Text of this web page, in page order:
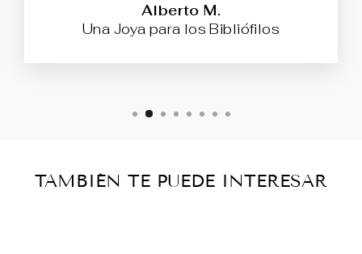
Alberto M.
Una Joya para los Bibliófilos
TAMBIÉN TE PUEDE INTERESAR